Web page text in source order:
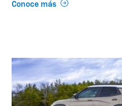
Conoce más